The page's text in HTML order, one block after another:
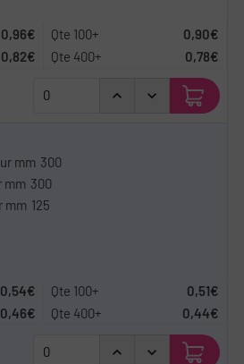
0,96€
0,90€
0,82€
0,78€
300
300
125
0,54€
0,51€
0,46€
0,44€